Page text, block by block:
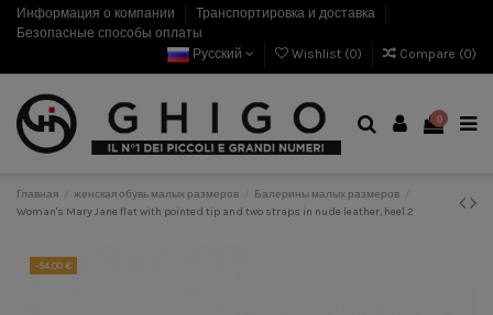
Информация о компании
Транспортировка и доставка
Безопасные способы оплаты
Русский
Wishlist (0) Compare (0)
0
Главная женская обувь малых размеров
Балерины малых размеров
Woman's Mary Jane flat with pointed tip and two straps in nude leather, heel 2
-54,00 €